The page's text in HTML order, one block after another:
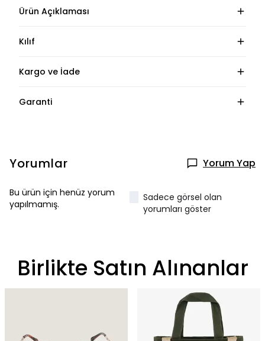
Ürün Açıklaması
Kılıf
Kargo ve İade
Garanti
Yorumlar Yorum Yap
Bu ürün için henüz yorum
yapılmamış.
Sadece görsel olan
yorumları göster
Birlikte Satın Alınanlar